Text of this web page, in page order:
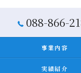
088-866-
事業内容
実績紹介